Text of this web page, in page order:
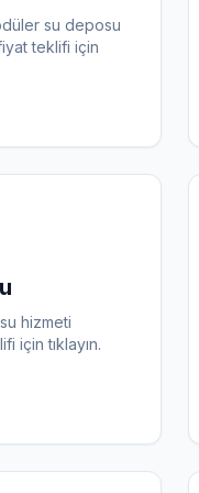
su deposu
teklifi için
hizmeti
için tıklayın.